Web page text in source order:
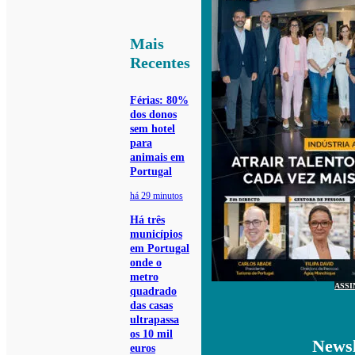
Mais
Recentes
Férias: 80%
dos donos
sem hotel
para
animais em
Portugal
há 29 minutos
Há três
municípios
em Portugal
onde o
metro
quadrado
das casas
ultrapassa
os 10 mil
euros